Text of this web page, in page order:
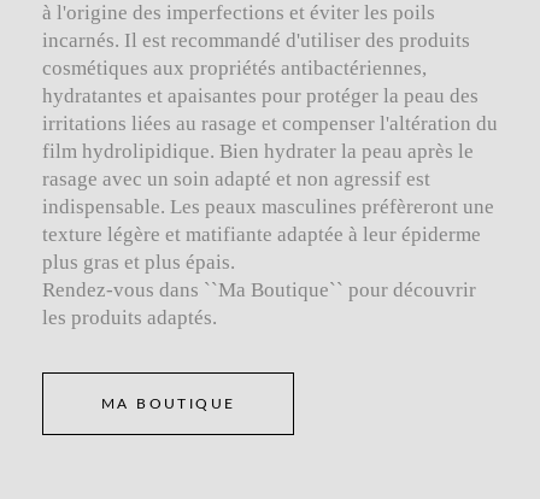
à l'origine des imperfections et éviter les poils
incarnés. Il est recommandé d'utiliser des produits
cosmétiques aux propriétés antibactériennes,
hydratantes et apaisantes pour protéger la peau des
irritations liées au rasage et compenser l'altération du
film hydrolipidique. Bien hydrater la peau après le
rasage avec un soin adapté et non agressif est
indispensable. Les peaux masculines préfèreront une
texture légère et matifiante adaptée à leur épiderme
plus gras et plus épais.
Rendez-vous dans ``Ma Boutique`` pour découvrir
les produits adaptés.
MA BOUTIQUE